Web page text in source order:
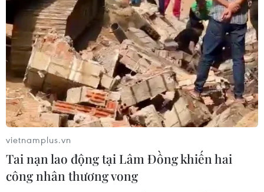
vietnamplus.vn
Tai nạn lao động tại Lâm Đồng khiến hai
công nhân thương vong